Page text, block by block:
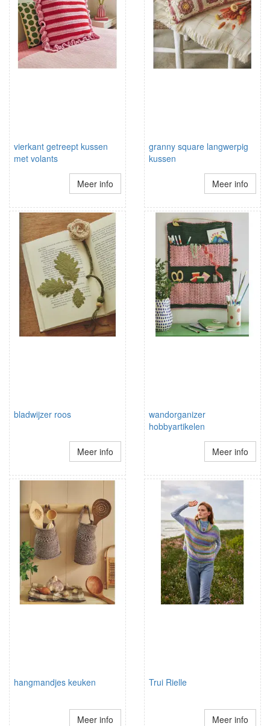
vierkant getreept kussen
met volants
Meer info
granny square langwerpig
kussen
Meer info
bladwijzer roos
Meer info
wandorganizer
hobbyartikelen
Meer info
hangmandjes keuken
Meer info
Trui Rielle
Meer info